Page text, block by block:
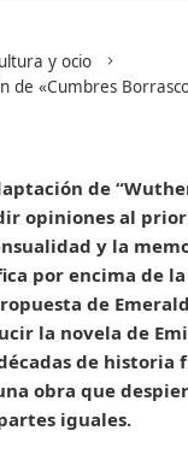
y ocio
de «Cumbres
de
opiniones al
y la
por encima de
de
la novela de
de historia
obra que
iguales.